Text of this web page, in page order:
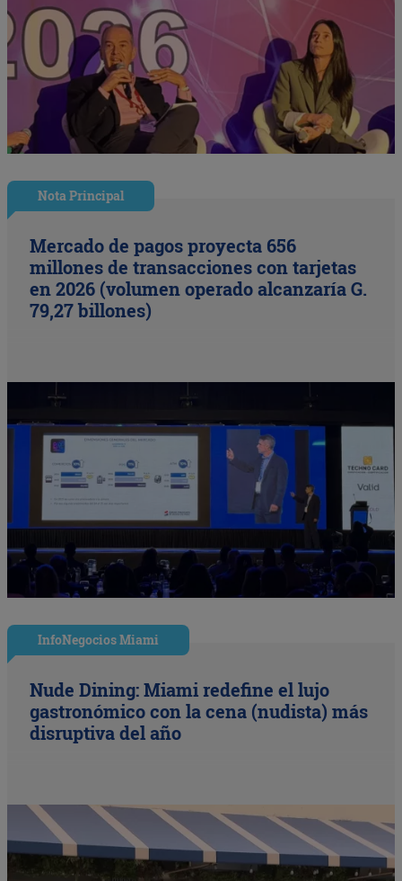
Nota Principal
Mercado de pagos proyecta 656
millones de transacciones con tarjetas
en 2026 (volumen operado alcanzaría G.
79,27 billones)
InfoNegocios Miami
Nude Dining: Miami redefine el lujo
gastronómico con la cena (nudista) más
disruptiva del año